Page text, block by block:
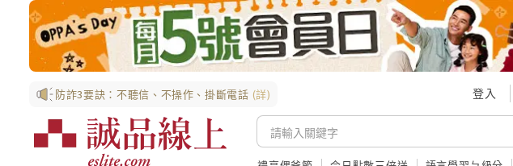
防詐3要訣：不聽信、不操作、掛斷電話 (詳) 登入